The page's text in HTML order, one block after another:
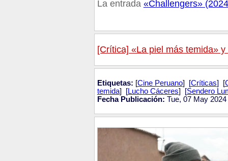
La entrada «Challengers»
[Crítica] «La piel más temida»
Etiquetas: [Cine Peruano] [Críticas] [
temida] [Lucho Cáceres] [Sendero
Fecha Publicación: Tue, 07 May